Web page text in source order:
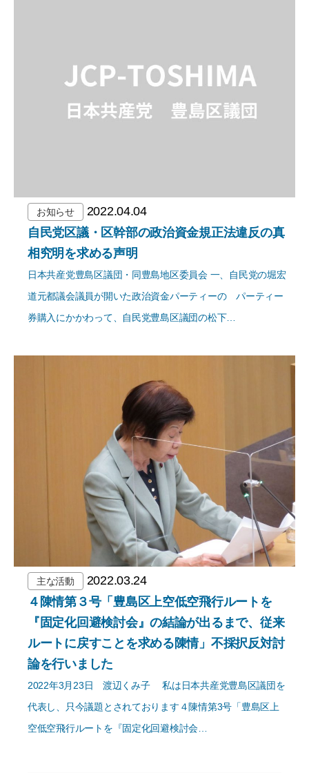
お知らせ
2022.04.04
自民党区議・区幹部の政治資金規正法違反の真
相究明を求める声明
日本共産党豊島区議団・同豊島地区委員会 一、自民党の堀宏
道元都議会議員が開いた政治資金パーティーの パーティー
券購入にかかわって、自民党豊島区議団の松下…
主な活動
2022.03.24
４陳情第３号「豊島区上空低空飛行ルートを
『固定化回避検討会』の結論が出るまで、従来
ルートに戻すことを求める陳情」不採択反対討
論を行いました
2022年3月23日 渡辺くみ子 私は日本共産党豊島区議団を
代表し、只今議題とされております４陳情第3号「豊島区上
空低空飛行ルートを『固定化回避検討会…